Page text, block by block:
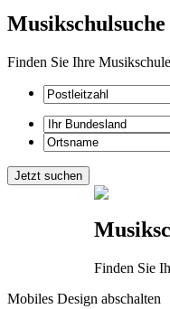
Musikschulsuche
Finden Sie Ihre Musikschule
Finden Sie
Mobiles Design abschalten